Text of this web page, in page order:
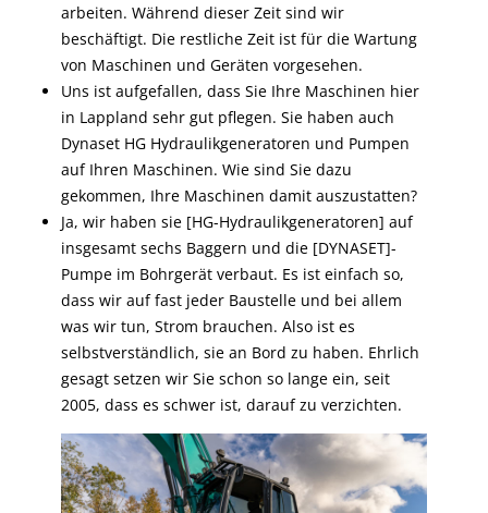
arbeiten. Während dieser Zeit sind wir
beschäftigt. Die restliche Zeit ist für die Wartung
von Maschinen und Geräten vorgesehen.
Uns ist aufgefallen, dass Sie Ihre Maschinen hier
in Lappland sehr gut pflegen. Sie haben auch
Dynaset HG Hydraulikgeneratoren und Pumpen
auf Ihren Maschinen. Wie sind Sie dazu
gekommen, Ihre Maschinen damit auszustatten?
Ja, wir haben sie [HG-Hydraulikgeneratoren] auf
insgesamt sechs Baggern und die [DYNASET]-
Pumpe im Bohrgerät verbaut. Es ist einfach so,
dass wir auf fast jeder Baustelle und bei allem
was wir tun, Strom brauchen. Also ist es
selbstverständlich, sie an Bord zu haben. Ehrlich
gesagt setzen wir Sie schon so lange ein, seit
2005, dass es schwer ist, darauf zu verzichten.